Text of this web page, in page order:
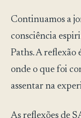
Continuamos a
consciência
Paths. A reflexão
onde o que foi
assentar na
As reflexões de